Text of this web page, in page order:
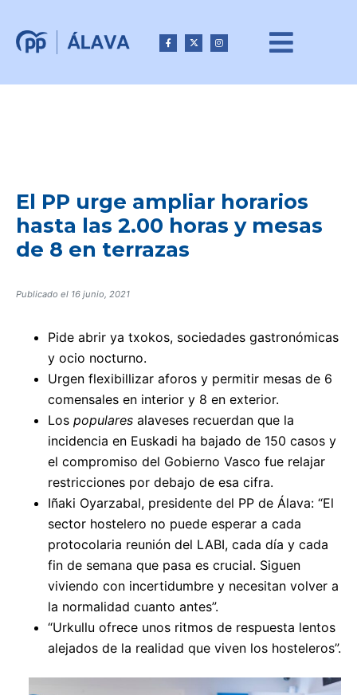
Publicado el 16 junio, 2021
El PP urge ampliar horarios
hasta las 2.00 horas y mesas
de 8 en terrazas
Pide abrir ya txokos, sociedades gastronómicas
y ocio nocturno.
Urgen flexibillizar aforos y permitir mesas de 6
comensales en interior y 8 en exterior.
Los populares alaveses recuerdan que la
incidencia en Euskadi ha bajado de 150 casos y
el compromiso del Gobierno Vasco fue relajar
restricciones por debajo de esa cifra.
Iñaki Oyarzabal, presidente del PP de Álava: “El
sector hostelero no puede esperar a cada
protocolaria reunión del LABI, cada día y cada
fin de semana que pasa es crucial. Siguen
viviendo con incertidumbre y necesitan volver a
la normalidad cuanto antes”.
“Urkullu ofrece unos ritmos de respuesta lentos
alejados de la realidad que viven los hosteleros”.